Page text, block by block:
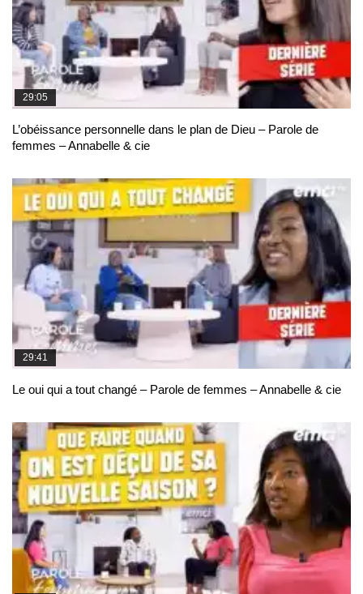
29:05
L’obéissance personnelle dans le plan de Dieu – Parole de
femmes – Annabelle & cie
29:41
Le oui qui a tout changé – Parole de femmes – Annabelle & cie